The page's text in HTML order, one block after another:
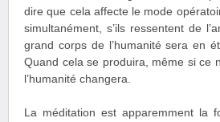
dire que cela affecte le mode
simultanément, s’ils ressentent de
grand corps de l’humanité sera en
Quand cela se produira, même si ce
l’humanité changera.
La méditation est apparemment la